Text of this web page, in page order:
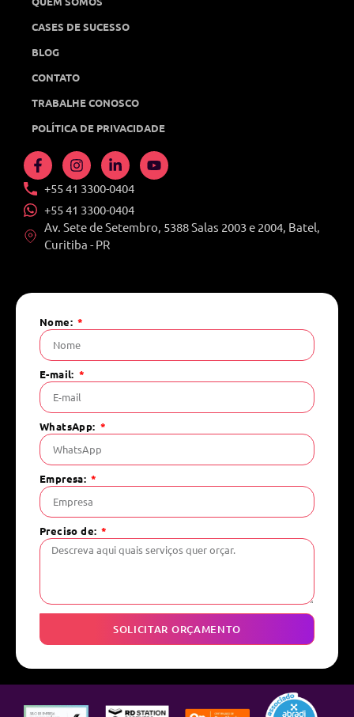
CASES DE SUCESSO
BLOG
CONTATO
TRABALHE CONOSCO
POLÍTICA DE PRIVACIDADE
+55 41 3300-0404
+55 41 3300-0404
Av. Sete de Setembro, 5388 Salas 2003 e 2004, Batel,
Curitiba - PR
Nome:
E-mail:
WhatsApp:
Empresa:
Preciso de:
SOLICITAR ORÇAMENTO